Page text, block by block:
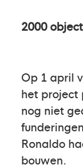
2000
Op 1 april
het project
nog niet
Ronaldo
bouwen.